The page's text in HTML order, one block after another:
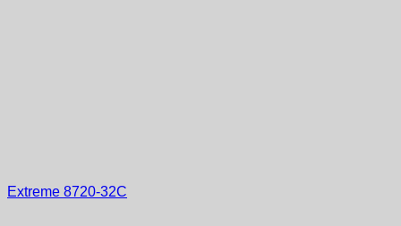
Extreme 8720-32C